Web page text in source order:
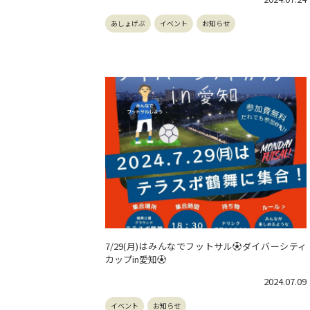
あしょげぶ イベント お知らせ
7/29(月)はみんなでフットサル⚽ダイバーシティ
カップin愛知⚽
2024.07.09
イベント お知らせ